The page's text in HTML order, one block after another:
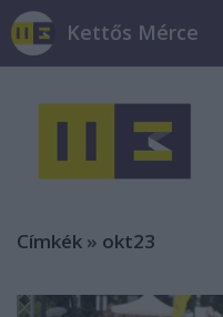
Kettős Mérce
Címkék » okt23